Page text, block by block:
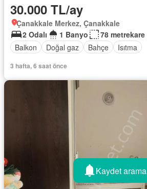
30.000 TL/ay
Çanakkale Merkez, Çanakkale
2 Odalı
1 Banyo
78 metrekare
Balkon
Doğal gaz Bahçe Isıtma
3 hafta, 6 saat önce
Kaydet arama